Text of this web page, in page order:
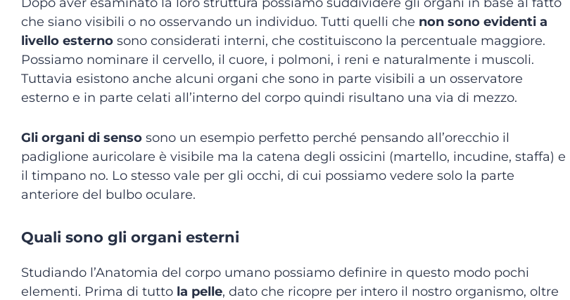
che siano visibili o no osservando un individuo. Tutti quelli che non sono evidenti a
livello esterno sono considerati interni, che costituiscono la percentuale maggiore.
Possiamo nominare il cervello, il cuore, i polmoni, i reni e naturalmente i muscoli.
Tuttavia esistono anche alcuni organi che sono in parte visibili a un osservatore
esterno e in parte celati all’interno del corpo quindi risultano una via di mezzo.
Gli organi di senso sono un esempio perfetto perché pensando all’orecchio il
padiglione auricolare è visibile ma la catena degli ossicini (martello, incudine, staffa) e
il timpano no. Lo stesso vale per gli occhi, di cui possiamo vedere solo la parte
anteriore del bulbo oculare.
Quali sono gli organi esterni
Studiando l’Anatomia del corpo umano possiamo definire in questo modo pochi
elementi. Prima di tutto la pelle, dato che ricopre per intero il nostro organismo, oltre